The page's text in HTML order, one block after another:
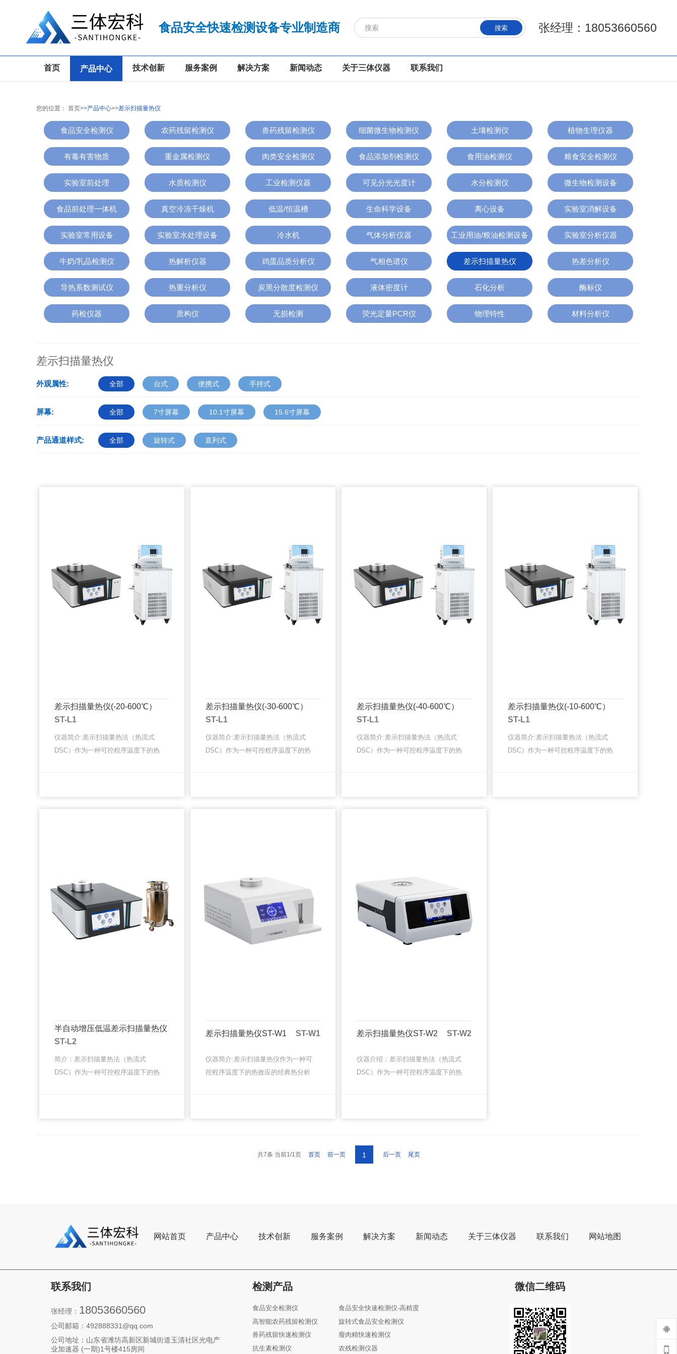
食品安全快速检测设备专业制造商 张经理：18053660560
搜索
首页 产品中心 技术创新 服务案例 解决方案 新闻动态 关于三体仪器 联系我们
您的位置： 首页>>产品中心>>差示扫描量热仪
食品安全检测仪 农药残留检测仪 兽药残留检测仪 细菌微生物检测仪 土壤检测仪 植物生理仪器
有毒有害物质 重金属检测仪 肉类安全检测仪 食品添加剂检测仪 食用油检测仪 粮食安全检测仪
实验室前处理 水质检测仪 工业检测仪器 可见分光光度计 水分检测仪 微生物检测设备
食品前处理一体机 真空冷冻干燥机 低温/恒温槽 生命科学设备 离心设备 实验室消解设备
实验室常用设备 实验室水处理设备 冷水机 气体分析仪器 工业用油/粮油检测设备 实验室分析仪器
牛奶/乳品检测仪 热解析仪器 鸡蛋品质分析仪 气相色谱仪 差示扫描量热仪 热差分析仪
导热系数测试仪 热重分析仪 炭黑分散度检测仪 液体密度计 石化分析 酶标仪
药检仪器 质构仪 无损检测 荧光定量PCR仪 物理特性 材料分析仪
差示扫描量热仪
外观属性: 全部 台式 便携式 手持式
屏幕: 全部 7寸屏幕 10.1寸屏幕 15.6寸屏幕
产品通道样式: 全部 旋转式 直列式
差示扫描量热仪(-20-600℃）
ST-L1
仪器简介:差示扫描量热法（热流式
DSC）作为一种可控程序温度下的热
差示扫描量热仪(-30-600℃）
ST-L1
仪器简介:差示扫描量热法（热流式
DSC）作为一种可控程序温度下的热
差示扫描量热仪(-40-600℃）
ST-L1
仪器简介:差示扫描量热法（热流式
DSC）作为一种可控程序温度下的热
差示扫描量热仪(-10-600℃）
ST-L1
仪器简介:差示扫描量热法（热流式
DSC）作为一种可控程序温度下的热
半自动增压低温差示扫描量热仪
ST-L2
简介：差示扫描量热法（热流式
DSC）作为一种可控程序温度下的热
差示扫描量热仪ST-W1 ST-W1
仪器简介:差示扫描量热仪作为一种可
控程序温度下的热效应的经典热分析
差示扫描量热仪ST-W2 ST-W2
仪器介绍：差示扫描量热法（热流式
DSC）作为一种可控程序温度下的热
共7条 当前1/1页 首页 前一页 1 后一页 尾页
网站首页 产品中心 技术创新 服务案例 解决方案 新闻动态 关于三体仪器 联系我们 网站地图
联系我们
张经理： 18053660560
公司邮箱：492888331@qq.com‬
公司地址：山东省潍坊高新区新城街道玉清社区光电产
业加速器 (一期)1号楼415房间
检测产品
食品安全检测仪
食品安全快速检测仪-高精度
高智能农药残留检测仪
旋转式食品安全检测仪
兽药残留快速检测仪
瘦肉精快速检测仪
抗生素检测仪
农残检测仪器
微信二维码